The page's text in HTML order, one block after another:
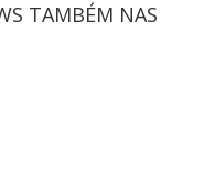
TAMBÉM NAS